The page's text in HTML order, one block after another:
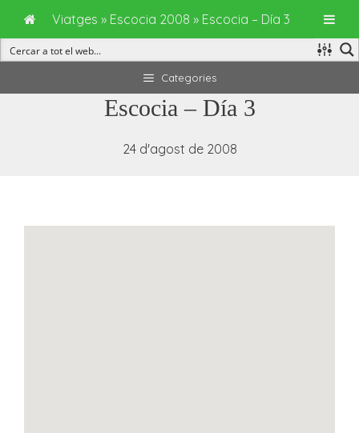
al
Categories
Escocia – Día 3
24 d'agost de 2008
Viatges » Escocia 2008 » Escocia – Día 3